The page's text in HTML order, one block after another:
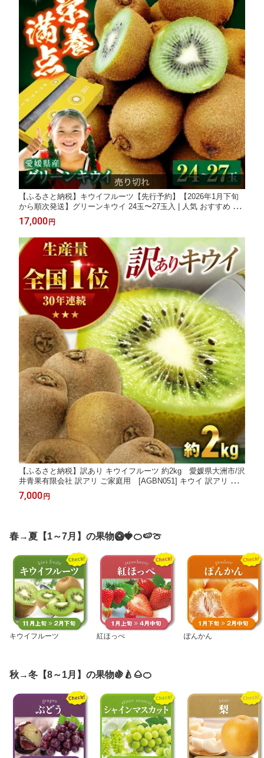
【ふるさと納税】キウイフルーツ【先行予約】【2026年1月下旬
から順次発送】グリーンキウイ 24玉〜27玉入 | 人気 おすすめ ラ
ンキング おいしい 果物 フルーツ スイーツ デザート 送料無料 お
取り寄せ 大洲市/株式会社フジ・アグリフーズ[AGBA009] 20000 2
0000円 以下
17,000 円
【ふるさと納税】訳あり キウイフルーツ 約2kg 愛媛県大洲市/沢
井青果有限会社 訳アリ ご家庭用 [AGBN051] キウイ 訳アリ 訳
あり ご家庭用 フルーツ 果物 キウイフルーツ デザート 美容 健康
愛媛キウイ ヘイワード 冬果物 人気
7,000 円
春→夏【1～7月】の果物🥝🍓🍊🍉🍈
キウイフルーツ 紅ほっぺ ぽんかん
秋→冬【8～1月】の果物🍇🍐🌰🍊